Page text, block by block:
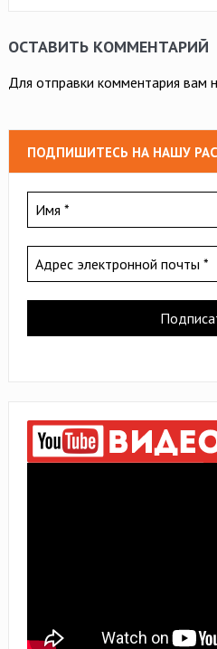
ОСТАВИТЬ КОММЕНТАРИЙ
Для отправки комментария вам
ПОДПИШИТЕСЬ НА НАШУ